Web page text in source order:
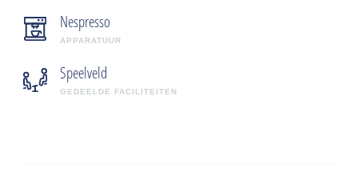
Nespresso
APPARATUUR
Speelveld
GEDEELDE FACILITEITEN